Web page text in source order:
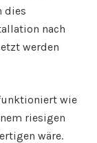
dies
nach
werden
wie
riesigen
wäre.